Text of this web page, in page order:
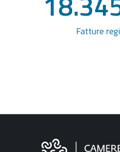
Fatture
Informazioni